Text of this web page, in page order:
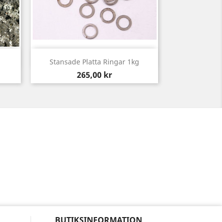
Stansade Platta Ringar 1kg
Pris
265,00 kr
Snabbvy